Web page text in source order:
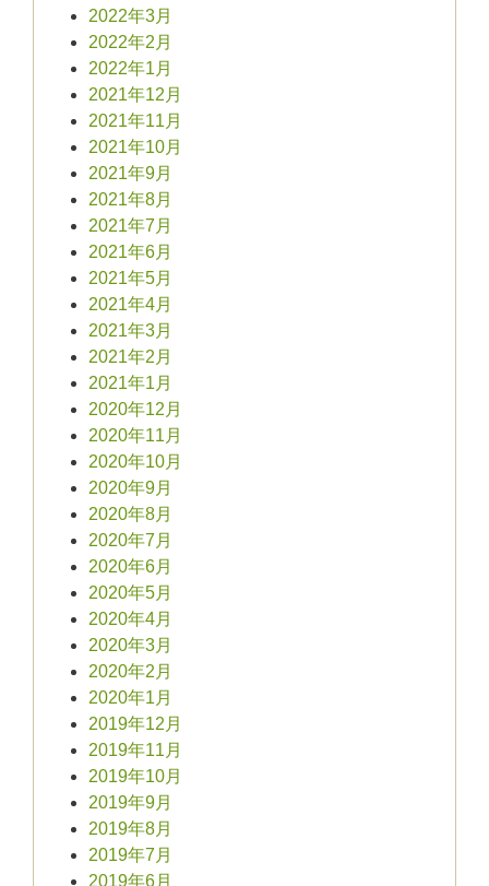
2022年3月
2022年2月
2022年1月
2021年12月
2021年11月
2021年10月
2021年9月
2021年8月
2021年7月
2021年6月
2021年5月
2021年4月
2021年3月
2021年2月
2021年1月
2020年12月
2020年11月
2020年10月
2020年9月
2020年8月
2020年7月
2020年6月
2020年5月
2020年4月
2020年3月
2020年2月
2020年1月
2019年12月
2019年11月
2019年10月
2019年9月
2019年8月
2019年7月
2019年6月